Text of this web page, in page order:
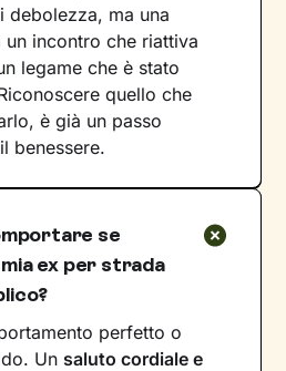
debolezza, ma una
un incontro che riattiva
legame che è stato
quello che
è già un passo
benessere.
se
ex per strada
perfetto o
Un saluto cordiale e